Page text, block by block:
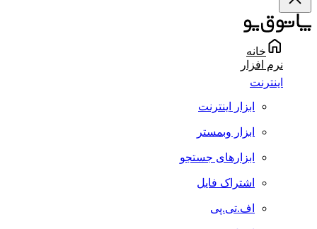
خانه
نرم افزار
اینترنت
ابزار اینترنت
ابزار وبمستر
ابزارهای جستجو
اشتراک فایل
اف.تی.پی